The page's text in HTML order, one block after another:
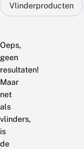
Vlinderproducten
Oeps,
geen
resultaten!
Maar
net
als
vlinders,
is
de